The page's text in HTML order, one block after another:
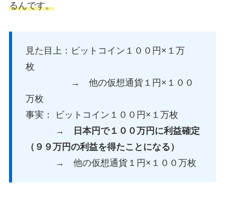
るんです。
見た目上：ビットコイン１００円×１万
枚
→ 他の仮想通貨１円×１００
万枚
事実： ビットコイン１００円×１万枚
→ 日本円で１００万円に利益確定
（９９万円の利益を得たことになる）
→ 他の仮想通貨１円×１００万枚